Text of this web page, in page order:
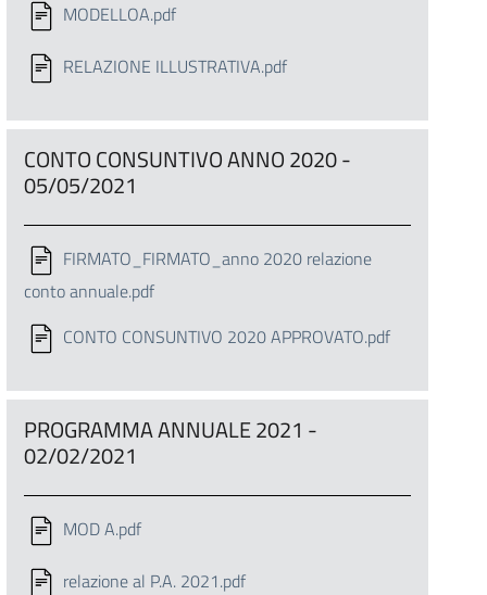
MODELLOA.pdf
RELAZIONE ILLUSTRATIVA.pdf
CONTO CONSUNTIVO ANNO 2020 -
05/05/2021
FIRMATO_FIRMATO_anno 2020 relazione
conto annuale.pdf
CONTO CONSUNTIVO 2020 APPROVATO.pdf
PROGRAMMA ANNUALE 2021 -
02/02/2021
MOD A.pdf
relazione al P.A. 2021.pdf